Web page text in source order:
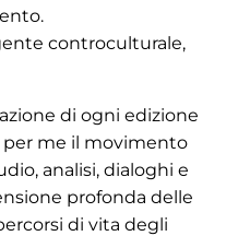
controculturale,
di ogni edizione
per me il movimento
analisi, dialoghi e
profonda delle
di vita degli